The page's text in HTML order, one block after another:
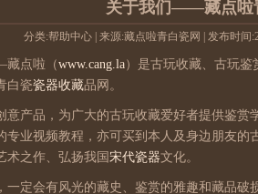
关于我们——藏点啦
分类:帮助中心 | 来源:藏点啦青白瓷网 | 发布时间
点啦（www.cang.la）是古玩收藏、古玩
白瓷瓷器收藏品网。
意产品，为广大的古玩收藏爱好者提供鉴
专业视频教程，亦可买到本人及身边朋友
术之作、弘扬我国 宋代瓷器文化。
一定会有风光的藏史、鉴赏的雅趣和藏品